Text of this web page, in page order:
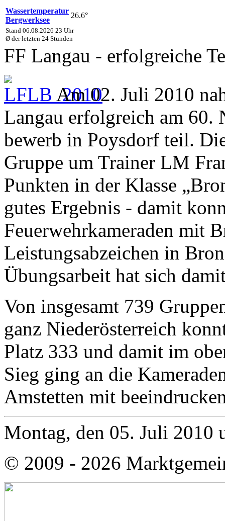
Wassertemperatur
Bergwerksee
26.6°
Stand 06.08.2026 23 Uhr
Ø der letzten 24 Stunden
FF Langau - erfolgreiche
Am 02. Juli 2010
Langau erfolgreich am 60.
bewerb in Poysdorf teil.
Gruppe um Trainer LM
Punkten in der Klasse
gutes Ergebnis - damit
Feuerwehrkameraden mit
Leistungsabzeichen in
Übungsarbeit hat sich
Von insgesamt 739
ganz Niederösterreich
Platz 333 und damit im
Sieg ging an die
Amstetten mit
Montag, den 05. Juli 2010
© 2009 - 2026